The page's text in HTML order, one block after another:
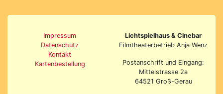
Impressum
Datenschutz
Kontakt
Kartenbestellung
Lichtspielhaus & Cinebar
Filmtheaterbetrieb Anja Wenz
Postanschrift und Eingang:
Mittelstrasse 2a
64521 Groß-Gerau